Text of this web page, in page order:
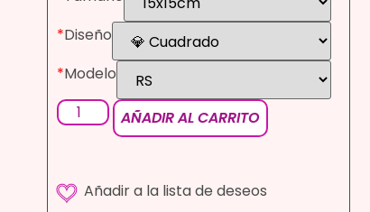
*Diseño
*Modelo
AÑADIR AL CARRITO